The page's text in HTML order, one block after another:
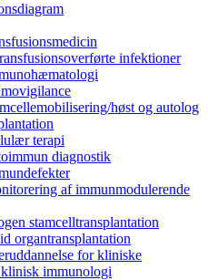
infektioner
høst og autolog
terapi
diagnostik
af immunmodulerende
stamcelltransplantation
organtransplantation
for kliniske
immunologi